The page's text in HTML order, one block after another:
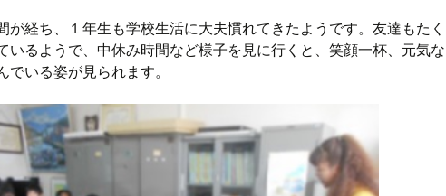
が経ち、１年生も学校生活に大夫慣れてきたようです。友達もたく
いるようで、中休み時間など様子を見に行くと、笑顔一杯、元気な
でいる姿が見られます。